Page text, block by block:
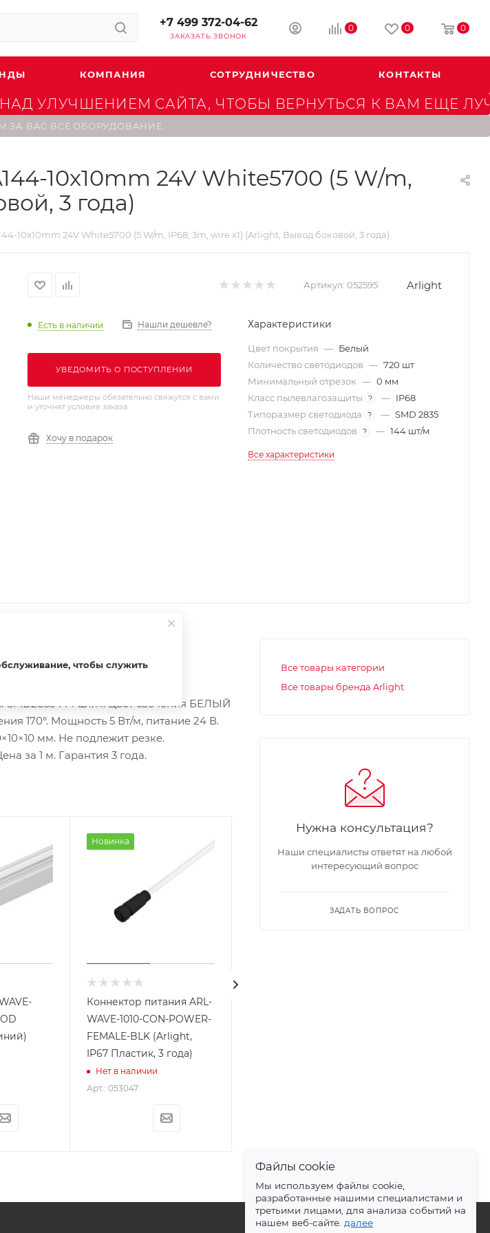
+7 499 372-04-62
ЗАКАЗАТЬ ЗВОНОК
0 0 0
КОМПАНИЯ СОТРУДНИЧЕСТВО КОНТАКТЫ
УЛУЧШЕНИЕМ САЙТА, ЧТОБЫ ВЕРНУТЬСЯ К ВАМ ЕЩЕ
ЗА ВАС ВСЁ ОБОРУДОВАНИЕ.
10x10mm 24V White5700 (5 W/m,
3 года)
10x10mm 24V White5700 (5 W/m, IP68, 3m, wire x1) (Arlight, Вывод боковой, 3 года)
Артикул: 052595 Arlight
Есть в наличии Нашли дешевле?
УВЕДОМИТЬ О ПОСТУПЛЕНИИ
Наши менеджеры обязательно свяжутся с вами
и уточнят условия заказа
Хочу в подарок
Характеристики
Цвет покрытия — Белый
Количество светодиодов — 720 шт
Минимальный отрезок — 0 мм
Класс пылевлагозащиты
? — IP68
Типоразмер светодиода
? — SMD 2835
Плотность светодиодов
? — 144 шт/м
Все характеристики
SMD2835 144 шт/м. Цвет свечения БЕЛЫЙ
170°. Мощность 5 Вт/м, питание 24 В.
мм. Не подлежит резке.
за 1 м. Гарантия 3 года.
Новинка
Коннектор питания ARL-
WAVE-1010-CON-POWER-
FEMALE-BLK (Arlight,
IP67 Пластик, 3 года)
Нет в наличии
Арт.: 053047
Все товары категории
Все товары бренда Arlight
Нужна консультация?
Наши специалисты ответят на любой
интересующий вопрос
ЗАДАТЬ ВОПРОС
чтобы служить
Файлы cookie
Мы используем файлы cookie,
разработанные нашими специалистами и
третьими лицами, для анализа событий на
нашем веб-сайте. далее